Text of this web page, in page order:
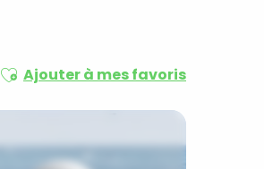
Ajouter aux favoris
Ajouter à mes favoris